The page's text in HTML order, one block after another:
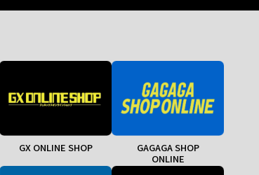
GX ONLINE SHOP
GAGAGA SHOP
ONLINE